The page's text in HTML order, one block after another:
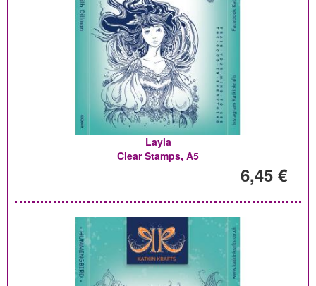
Layla
Clear Stamps, A5
6,45 €